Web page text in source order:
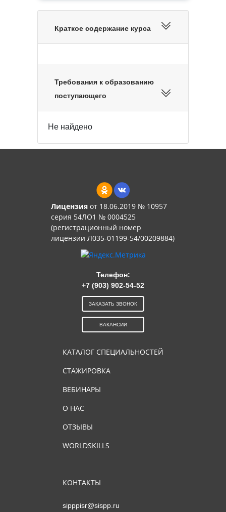
Краткое содержание курса
Требования к образованию
поступающего
Не найдено
Лицензияот 18.06.2019 № 10957
серия 54ЛО1 № 0004525
(регистрационный номер
лицензии Л035-01199-54/00209884)
КАТАЛОГ СПЕЦИАЛЬНОСТЕЙ
СТАЖИРОВКА
ВЕБИНАРЫ
О НАС
ОТЗЫВЫ
WORLDSKILLS
КОНТАКТЫ
sipppisr@sispp.ru
Телефон:
+7 (903) 902-54-52
ЗАКАЗАТЬ ЗВОНОК
ВАКАНСИИ